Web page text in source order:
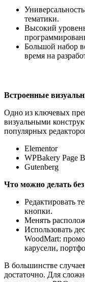
тематики.
Высокий
Большой набор
время на
Встроенные
Одно из ключевых
визуальными
популярных
Elementor
WPBakery Page
Gutenberg
Что можно делать
Редактировать
кнопки.
Менять
Использовать
WoodMart:
карусели,
В большинстве
достаточно. Для